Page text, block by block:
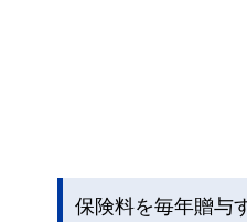
保険料を毎年贈与